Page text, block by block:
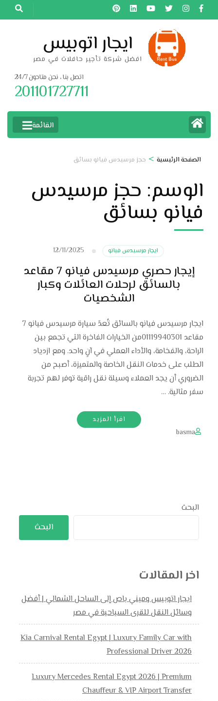
تخطى
إلى
ايجار اتوبيس
افضل شركة تأجير حافلات في مصر
اتصل بنا ، نحن متاحون 24/7
201101727711
القائمة
الصفحة الرئيسية > حجز مرسيدس فيانو بسائق
الوسم: حجز مرسيدس
فيانو بسائق
ايجار مرسيدس فيانو 12/11/2025
إيجار حصري مرسيدس فيانو 7 مقاعد
بالسائق لرحلات العائلات وكبار
الشخصيات
ايجار مرسيدس فيانو بالسائق تُعدّ سيارة مرسيدس فيانو 7
مقاعد 01119940301من الخيارات الفاخرة التي تجمع بين
الراحة، والفخامة، والأداء العملي في آنٍ واحد. ومع ازدياد
الطلب على خدمات النقل الخاصة والمتميزة، أصبح من
الضروري أن يجد العملاء وسيلة نقل راقية توفر لهم تجربة
سفر مثالية. …
اقرأ المزيد
basma
البحث
البحث
اخر المقالات
ايجار اتوبيس وميني باص إلى الساحل الشمالي | أفضل
وسائل النقل للقرى السياحية في مصر
Kia Carnival Rental Egypt | Luxury Family Car with
Professional Driver 2026
Luxury Mercedes Rental Egypt 2026 | Premium
Chauffeur & VIP Airport Transfer